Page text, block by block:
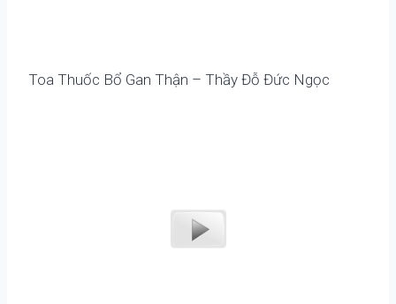
Toa Thuốc Bổ Gan Thận – Thầy Đỗ Đức Ngọc